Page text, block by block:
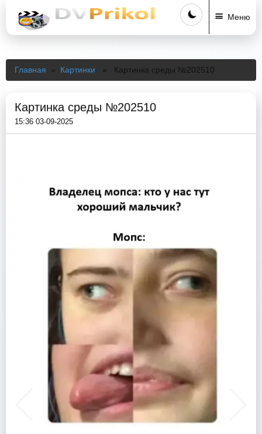
Меню
Главная » Картинки » Картинка среды №202510
Картинка среды №202510
15:36 03-09-2025